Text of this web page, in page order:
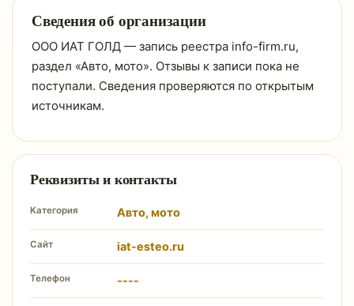
Сведения об организации
ООО ИАТ ГОЛД — запись реестра info-firm.ru,
раздел «Авто, мото». Отзывы к записи пока не
поступали. Сведения проверяются по открытым
источникам.
Реквизиты и контакты
Категория Авто, мото
Сайт iat-esteo.ru
Телефон ----